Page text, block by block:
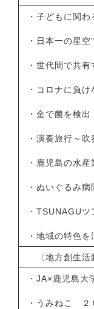
・子どもに関
・日本一の星
・世代間で共
・コロナに負
・金で菌を検
・演奏旅行～
・鹿児島の水
・ぬいぐるみ
・TSUNAGU
・地域の特色
〈地方創生活
・JA×鹿児島
・うみねこ